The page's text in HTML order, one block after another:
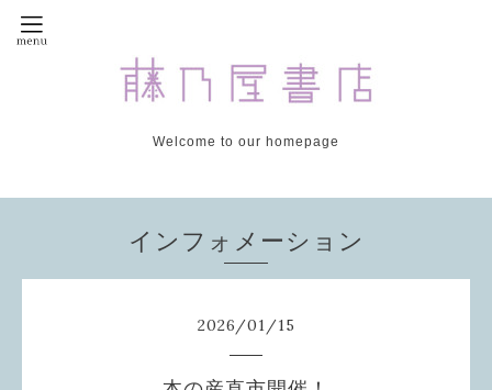
Welcome to our homepage
インフォメーション
2026/01/15